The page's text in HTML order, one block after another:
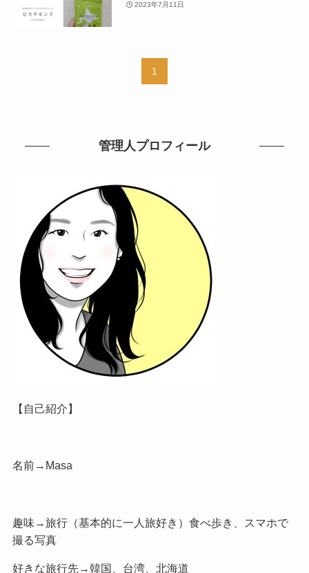
2023年7月11日
1
管理人プロフィール
【自己紹介】
名前→Masa
趣味→旅行（基本的に一人旅好き）食べ歩き、スマホで
撮る写真
好きな旅行先→韓国、台湾、北海道